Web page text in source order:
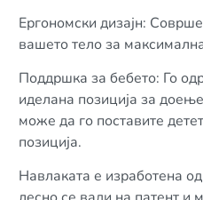
Ергономски дизајн:
вашето тело за
Поддршка за бебето: Го
иделана позиција за
може да го поставите
позиција.
Навлаката е изработена